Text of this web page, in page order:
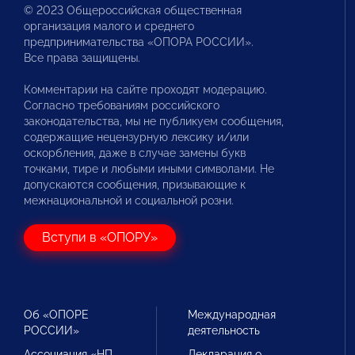
© 2023 Общероссийская общественная
организация малого и среднего
предпринимательства «ОПОРА РОССИИ».
Все права защищены.
Комментарии на сайте проходят модерацию.
Согласно требованиям российского
законодательства, мы не публикуем сообщения,
содержащие нецензурную лексику и/или
оскорбления, даже в случае замены букв
точками, тире и любыми иными символами. Не
допускаются сообщения, призывающие к
межнациональной и социальной розни.
Вступи в «ОПОРУ»
Об «ОПОРЕ
РОССИИ»
Международная
деятельность